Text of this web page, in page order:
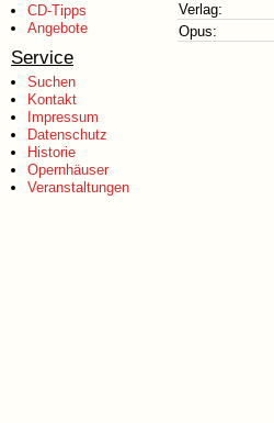
CD-Tipps
Angebote
Service
Suchen
Kontakt
Impressum
Datenschutz
Historie
Opernhäuser
Veranstaltungen
Verlag:
Opus: